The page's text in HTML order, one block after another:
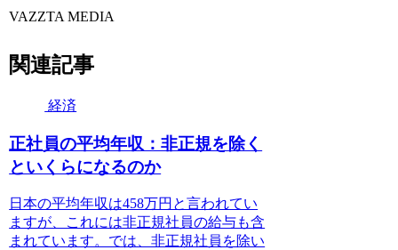
VAZZTA MEDIA
関連記事
経済
正社員の平均年収：非正規を除く
といくらになるのか
日本の平均年収は458万円と言われてい
ますが、これには非正規社員の給与も含
まれています。では、非正規社員を除い